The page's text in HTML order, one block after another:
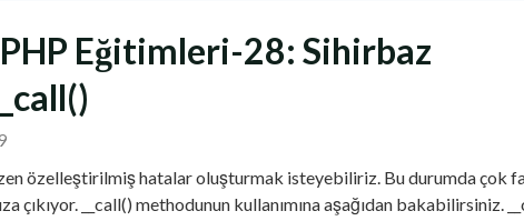
Eğitimleri-28: Sihirbaz
özelleştirilmiş hatalar oluşturmak isteyebiliriz. Bu durumda çok
çıkıyor. __call() methodunun kullanımına aşağıdan bakabilirsiniz.